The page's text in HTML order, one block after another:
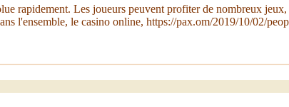
rapidement. Les joueurs peuvent profiter de nombreux
l'ensemble, le casino online, https://pax.om/2019/10/02/